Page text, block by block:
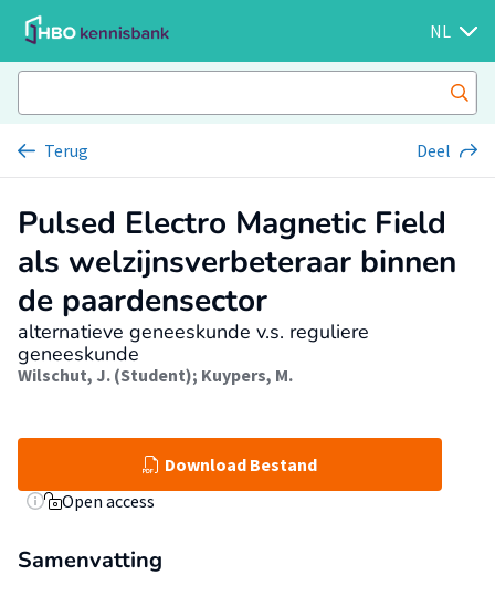
NL
Terug Deel
Pulsed Electro Magnetic Field
als welzijnsverbeteraar binnen
de paardensector
alternatieve geneeskunde v.s. reguliere
geneeskunde
Wilschut, J. (Student); Kuypers, M.
Download Bestand
Open access
Samenvatting